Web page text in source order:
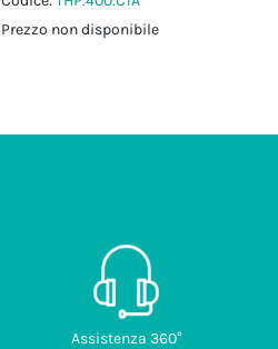
Prezzo non disponibile
Assistenza 360°